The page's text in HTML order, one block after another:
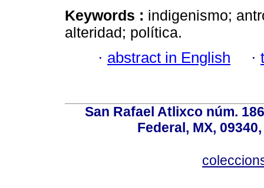
Keywords : indigenismo;
alteridad; política.
· abstract in English ·
San Rafael Atlixco núm.
Federal, MX,